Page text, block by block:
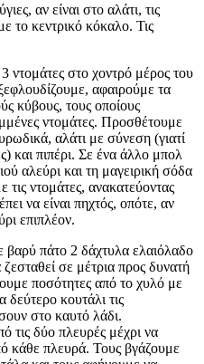
αν είναι στο αλάτι, τις
το κεντρικό κόκαλο. Τις
ντομάτες στο χοντρό μέρος του
αφαιρούμε τα
κύβους, τους οποίους
ντομάτες. Προσθέτουμε
αλάτι με σύνεση (γιατί
και πιπέρι. Σε ένα άλλο μπολ
αλεύρι και τη μαγειρική σόδα
ντομάτες, ανακατεύοντας
να είναι πηχτός, οπότε, αν
επιπλέον.
βαρύ πάτο 2 δάχτυλα ελαιόλαδο
σε μέτρια προς δυνατή
ποσότητες από το χυλό με
δεύτερο κουτάλι τις
στο καυτό λάδι.
τις δύο πλευρές μέχρι να
κάθε πλευρά. Τους βγάζουμε